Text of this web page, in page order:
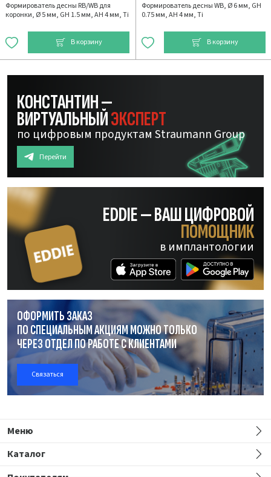
Формирователь десны RB/WB для
коронки, Ø 5 мм, GH 1.5 мм, AH 4 мм, Ti
В корзину
Формирователь десны WB, Ø 6 мм, GH
0.75 мм, AH 4 мм, Ti
В корзину
КОНСТАНТИН —
ВИРТУАЛЬНЫЙЭКСПЕРТ
по цифровым продуктам Straumann Group
Перейти
EDDIE — ВАШ ЦИФРОВОЙ
ПОМОЩНИК
в имплантологии
ОФОРМИТЬ ЗАКАЗ
ПО СПЕЦИАЛЬНЫМ АКЦИЯМ МОЖНО ТОЛЬКО
ЧЕРЕЗ ОТДЕЛПО РАБОТЕС КЛИЕНТАМИ
Связаться
Меню
Каталог